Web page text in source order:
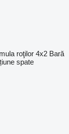
roţilor 4x2 Bară
spate